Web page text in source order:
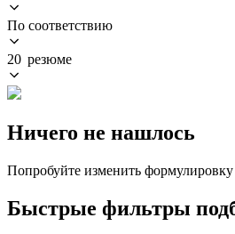
По соответствию
20 резюме
Ничего не нашлось
Попробуйте изменить
Быстрые фильтры